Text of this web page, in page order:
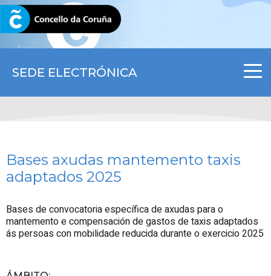
SEDE ELECTRÓNICA
CORUNA.GAL
Bases axudas mantemento taxis
adaptados 2025
Bases de convocatoria específica de axudas para o
mantemento e compensación de gastos de taxis adaptados
ás persoas con mobilidade reducida durante o exercicio 2025